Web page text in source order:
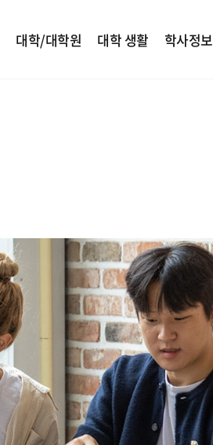
대학/대학원 대학 생활 학사정보